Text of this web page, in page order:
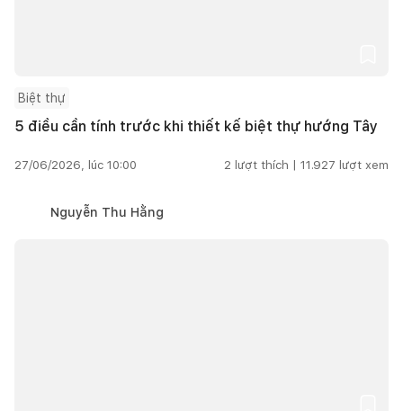
Biệt thự
5 điều cần tính trước khi thiết kế biệt thự hướng Tây
27/06/2026, lúc 10:00 2 lượt thích | 11.927 lượt xem
Nguyễn Thu Hằng